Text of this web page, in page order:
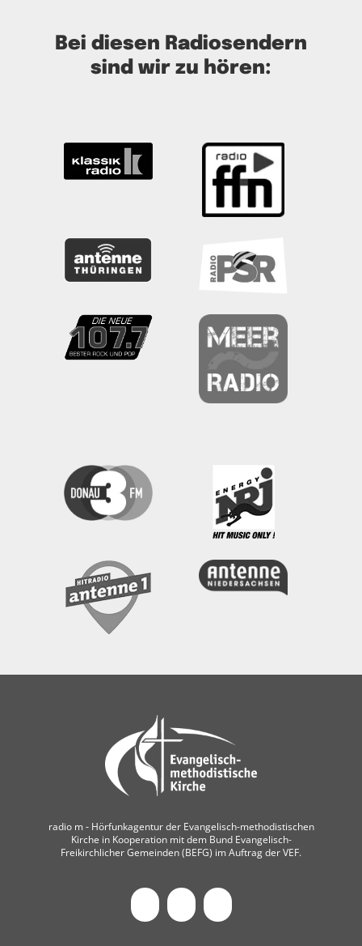
Bei diesen Radiosendern
sind wir zu hören:
radio m ‐ Hörfunkagentur der Evangelisch-methodistischen
Kirche in Kooperation mit dem Bund Evangelisch-
Freikirchlicher Gemeinden (BEFG) im Auftrag der VEF.